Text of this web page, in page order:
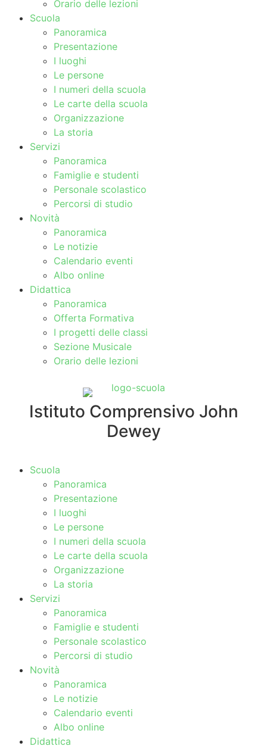
Orario delle lezioni
Scuola
Panoramica
Presentazione
I luoghi
Le persone
I numeri della scuola
Le carte della scuola
Organizzazione
La storia
Servizi
Panoramica
Famiglie e studenti
Personale scolastico
Percorsi di studio
Novità
Panoramica
Le notizie
Calendario eventi
Albo online
Didattica
Panoramica
Offerta Formativa
I progetti delle classi
Sezione Musicale
Orario delle lezioni
Istituto Comprensivo John
Dewey
Scuola
Panoramica
Presentazione
I luoghi
Le persone
I numeri della scuola
Le carte della scuola
Organizzazione
La storia
Servizi
Panoramica
Famiglie e studenti
Personale scolastico
Percorsi di studio
Novità
Panoramica
Le notizie
Calendario eventi
Albo online
Didattica